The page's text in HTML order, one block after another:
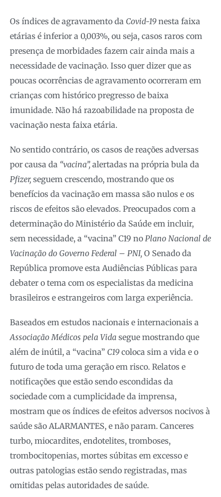
Os índices de agravamento da Covid-19 nesta faixa
etárias é inferior a 0,003%, ou seja, casos raros com
presença de morbidades fazem cair ainda mais a
necessidade de vacinação. Isso quer dizer que as
poucas ocorrências de agravamento ocorreram em
crianças com histórico pregresso de baixa
imunidade. Não há razoabilidade na proposta de
vacinação nesta faixa etária.
No sentido contrário, os casos de reações adversas
por causa da “vacina”, alertadas na própria bula da
Pfizer, seguem crescendo, mostrando que os
benefícios da vacinação em massa são nulos e os
riscos de efeitos são elevados. Preocupados com a
determinação do Ministério da Saúde em incluir,
sem necessidade, a “vacina” C19 no Plano Nacional de
Vacinação do Governo Federal – PNI, O Senado da
República promove esta Audiências Públicas para
debater o tema com os especialistas da medicina
brasileiros e estrangeiros com larga experiência.
Baseados em estudos nacionais e internacionais a
Associação Médicos pela Vida segue mostrando que
além de inútil, a “vacina” C19 coloca sim a vida e o
futuro de toda uma geração em risco. Relatos e
notificações que estão sendo escondidas da
sociedade com a cumplicidade da imprensa,
mostram que os índices de efeitos adversos nocivos à
saúde são ALARMANTES, e não param. Canceres
turbo, miocardites, endotelites, tromboses,
trombocitopenias, mortes súbitas em excesso e
outras patologias estão sendo registradas, mas
omitidas pelas autoridades de saúde.